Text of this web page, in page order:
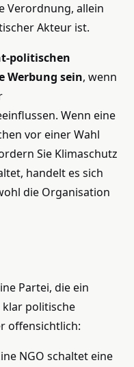
Verordnung, allein
Akteur ist.
politischen
Werbung sein, wenn
Wenn eine
vor einer Wahl
Sie Klimaschutz
handelt es sich
die Organisation
Partei, die ein
politische
offensichtlich:
NGO schaltet eine